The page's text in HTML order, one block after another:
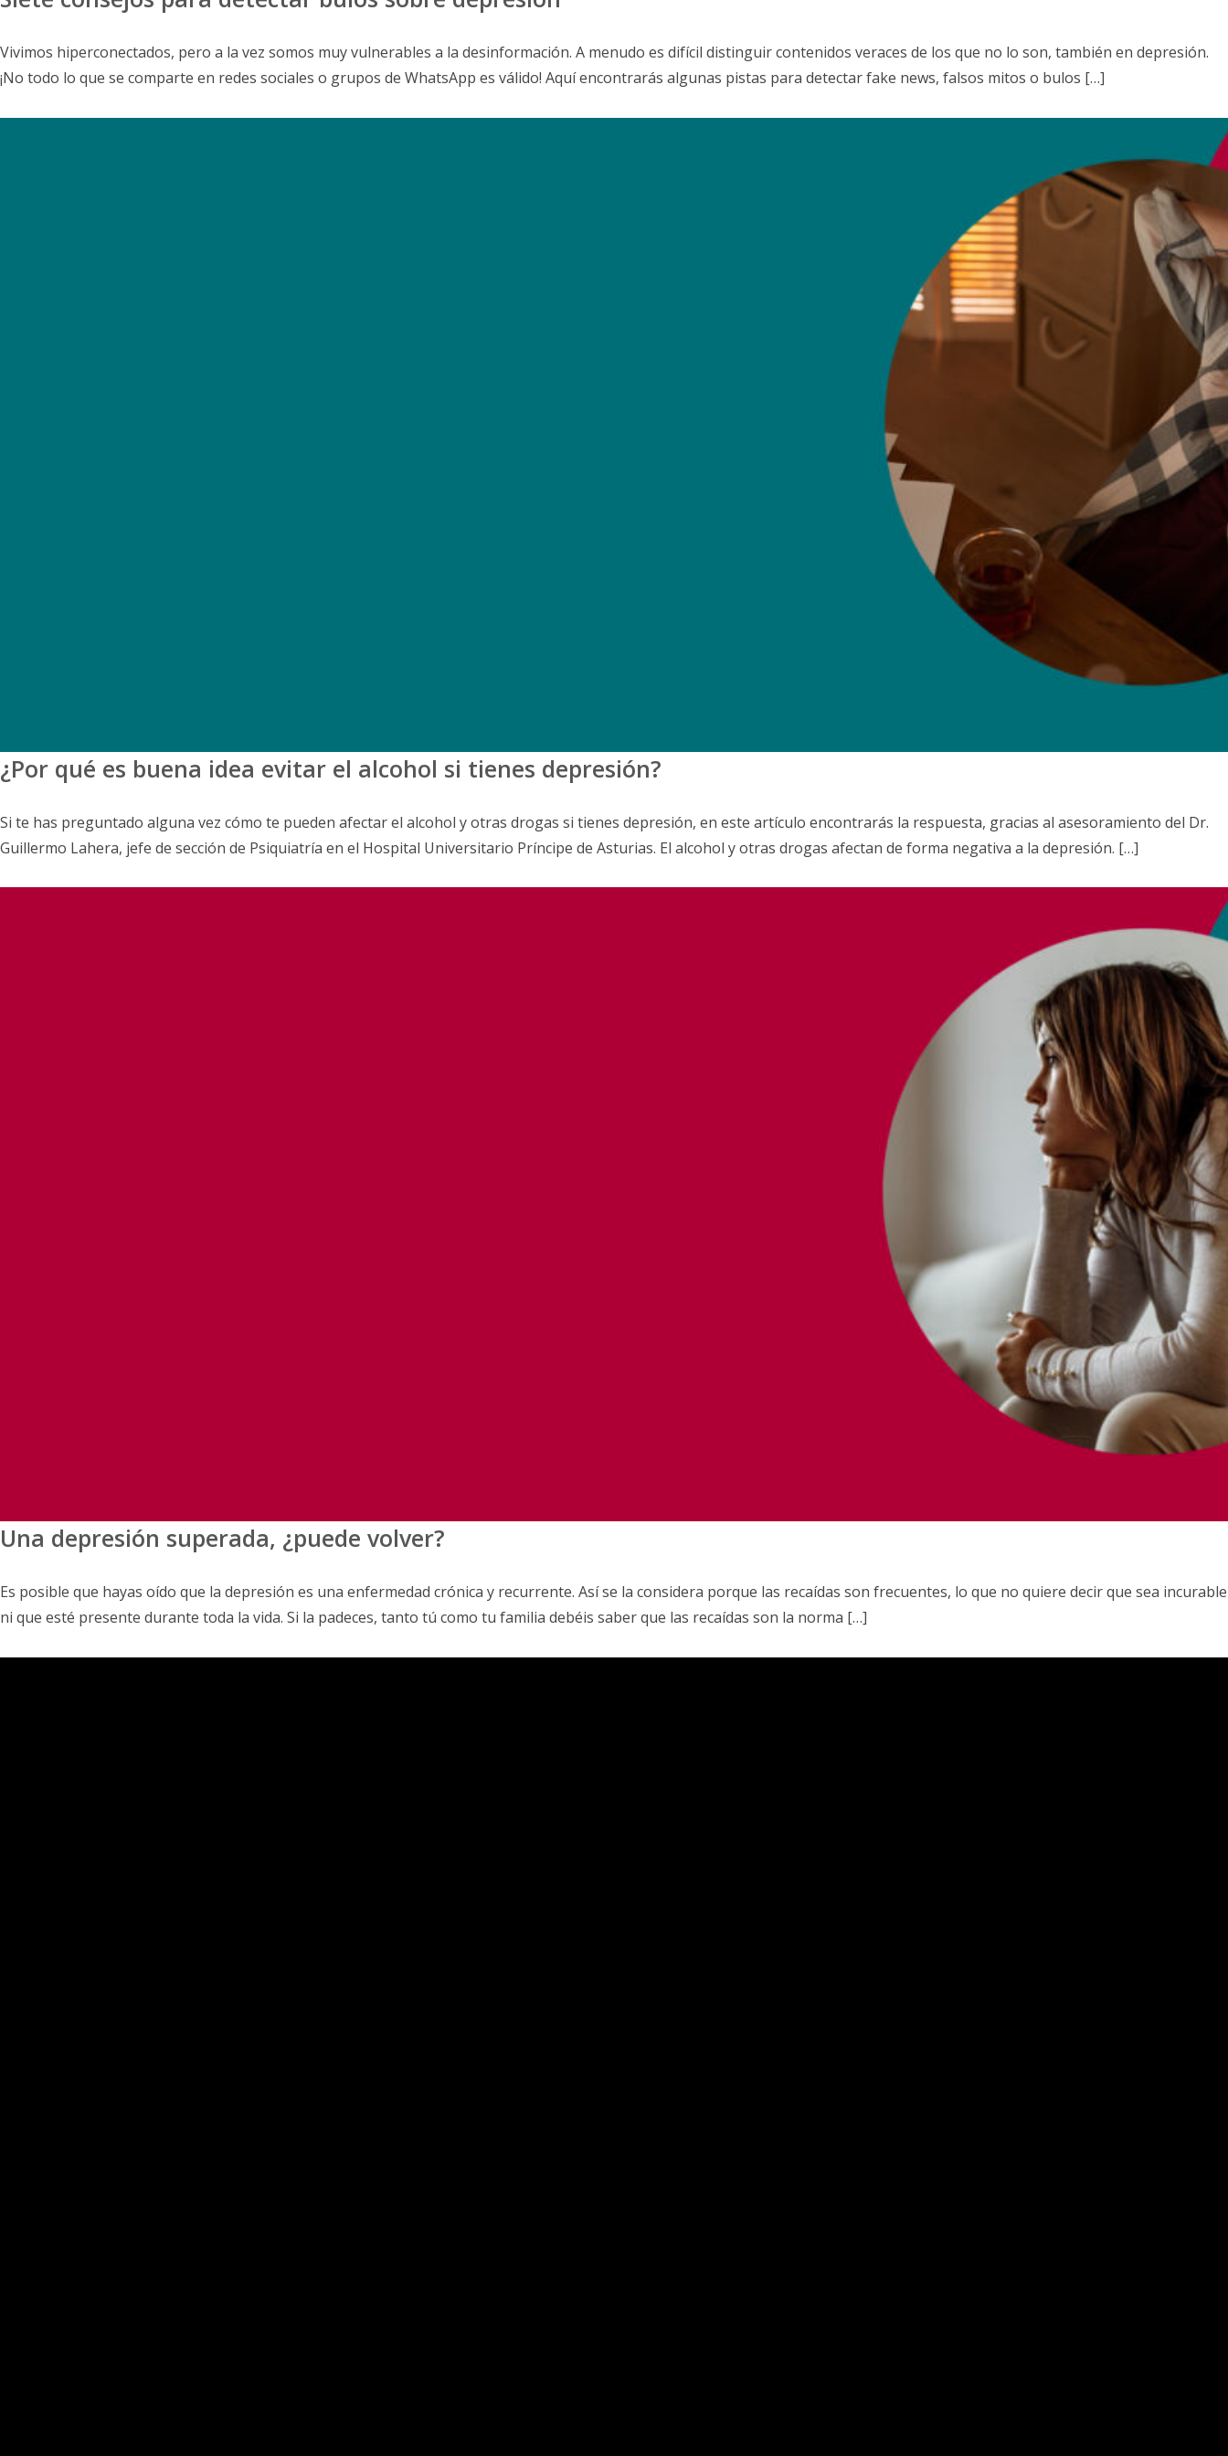
Vivimos hiperconectados, pero a la vez somos muy vulnerables a la desinformación. A menudo es difícil distinguir contenidos veraces de los que no lo son, también en depresión.
¡No todo lo que se comparte en redes sociales o grupos de WhatsApp es válido! Aquí encontrarás algunas pistas para detectar fake news, falsos mitos o bulos […]
¿Por qué es buena idea evitar el alcohol si tienes depresión?
Si te has preguntado alguna vez cómo te pueden afectar el alcohol y otras drogas si tienes depresión, en este artículo encontrarás la respuesta, gracias al asesoramiento del Dr.
Guillermo Lahera, jefe de sección de Psiquiatría en el Hospital Universitario Príncipe de Asturias. El alcohol y otras drogas afectan de forma negativa a la depresión. […]
Una depresión superada, ¿puede volver?
Es posible que hayas oído que la depresión es una enfermedad crónica y recurrente. Así se la considera porque las recaídas son frecuentes, lo que no quiere decir que sea incurable
ni que esté presente durante toda la vida. Si la padeces, tanto tú como tu familia debéis saber que las recaídas son la norma […]